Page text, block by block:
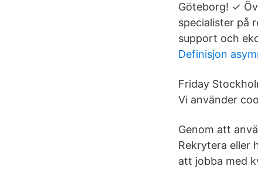
Göteborg! ✓
specialister på
support och
Definisjon
Friday
Vi använder
Genom att
Rekrytera eller
att jobba med